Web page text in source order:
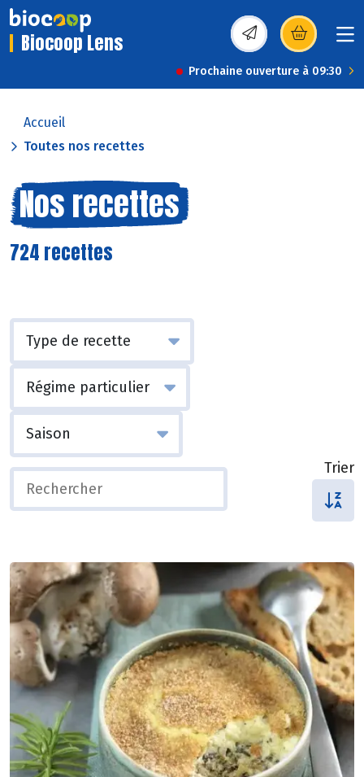
Biocoop Lens (s’ouvre dans une
Prochaine ouverture à 09:30
Accueil
Toutes nos recettes
Nos recettes
724 recettes
Trier